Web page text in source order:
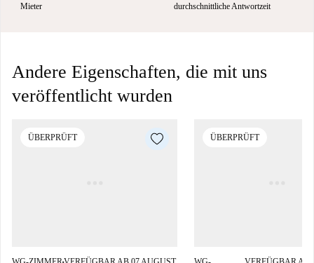
Mieter durchschnittliche Antwortzeit
Andere Eigenschaften, die mit uns
veröffentlicht wurden
ÜBERPRÜFT
■
ÜBERPRÜFT